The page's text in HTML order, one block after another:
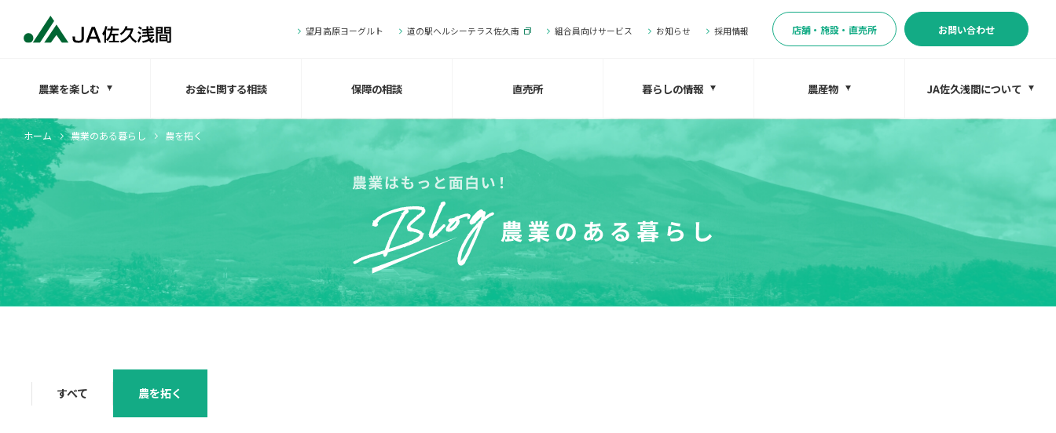
望月高原ヨーグルト 道の駅ヘルシーテラス佐久南 組合員向けサービス お知らせ 採用情報 店舗・施設・直売所 お問い合わせ
農業を楽しむ お金に関する相談 保障の相談 直売所 暮らしの情報 農産物 JA佐久浅間について
ホーム 農業のある暮らし 農を拓く
すべて 農を拓く